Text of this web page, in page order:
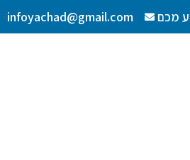
מכם infoyachad@gmail.com